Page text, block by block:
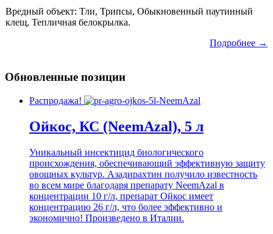
Вредный объект: Тли, Трипсы, Обыкновенный паутинный
клещ, Тепличная белокрылка.
Подробнее →
Обновленные позиции
Распродажа!
Ойкос, КС (NeemAzal), 5 л
Уникальный инсектицид биологического
происхождения, обеспечивающий эффективную защиту
овощных культур. Азадирахтин получило известность
во всем мире благодаря препарату NeemAzal в
концентрации 10 г/л, препарат Ойкос имеет
концентрацию 26 г/л, что более эффективно и
экономично! Произведено в Италии.